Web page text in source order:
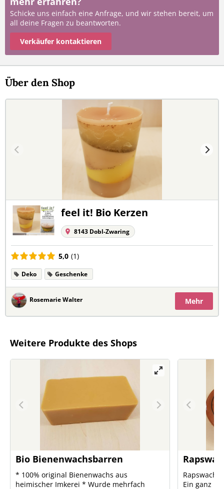
Schicke uns einfach eine Anfrage, und wir stehen bereit, um
all deine Fragen zu beantworten.
Verkäufer kontaktieren
Über den Shop
feel it! Bio Kerzen
8143 Dobl-Zwaring
5,0 (1)
Deko Geschenke
Rosemarie Walter Mehr
Weitere Produkte des Shops
Bio Bienenwachsbarren
* 100% original Bienenwachs aus
heimischer Imkerei * Wurde mehrfach
Rapswachs
Ein ganz